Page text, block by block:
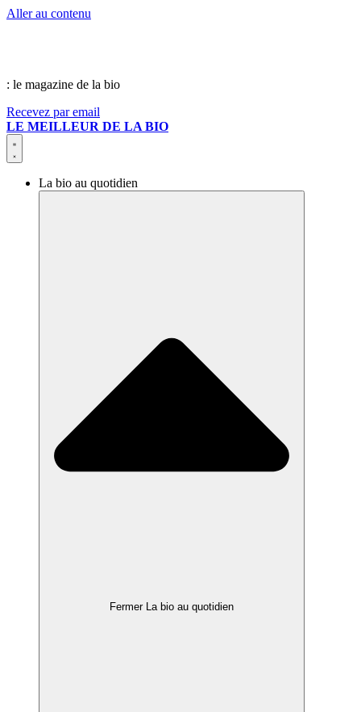
Aller au contenu
: le magazine de la bio
Recevez par email
LE MEILLEUR DE LA BIO
La bio au quotidien
Fermer La bio au quotidien